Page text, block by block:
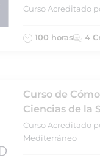
Curso Acreditado
100 horas 4
Curso de
Ciencias de la
Curso Acreditado
Mediterráneo